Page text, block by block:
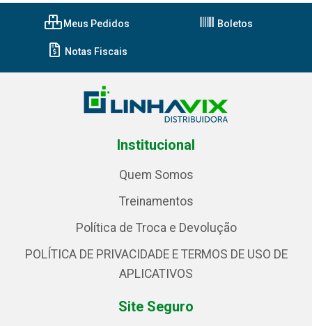
Meus Pedidos Boletos
Notas Fiscais
Institucional
Quem Somos
Treinamentos
Política de Troca e Devolução
POLÍTICA DE PRIVACIDADE E TERMOS DE USO DE
APLICATIVOS
Site Seguro